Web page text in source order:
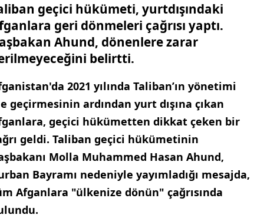
geçici hükümeti, yurtdışındaki
geri dönmeleri çağrısı yaptı.
Ahund, dönenlere zarar
belirtti.
2021 yılında Taliban’ın yönetimi
geçirmesinin ardından yurt dışına çıkan
geçici hükümetten dikkat çeken bir
geldi. Taliban geçici hükümetinin
Molla Muhammed Hasan Ahund,
Bayramı nedeniyle yayımladığı mesajda,
Afganlara "ülkenize dönün" çağrısında